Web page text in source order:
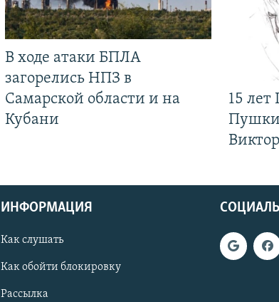
В ходе атаки БПЛА
загорелись НПЗ в
Самарской области и на
Кубани
15 лет
ИНФОРМАЦИЯ
Как слушать
Как обойти блокировку
Рассылка